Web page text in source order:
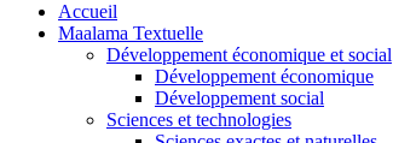
Accueil
Maalama Textuelle
Développement économique et social
Développement économique
Développement social
Sciences et technologies